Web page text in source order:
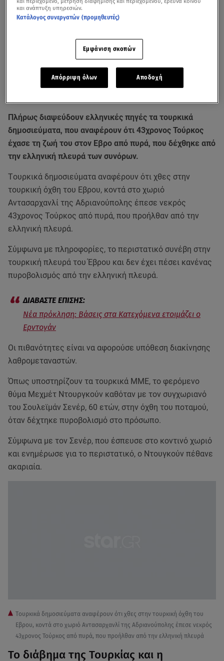
Πλήρως διαψεύδουν ελληνικές πηγές τα τουρκικά
δημοσιεύματα, που αναφέρουν ότι 43χρονος Τούρκος
έχασε τη ζωή του στον Εβρο από πυρά, που δέχθηκε από
την ελληνική πλευρά των συνόρων.
Tουρκικά δημοσιεύματα αναφέρουν ότι χθες στην
τουρκική όχθη του Εβρου, κοντά στο χωριό
Αντασαρχανλί της Αδριανούπολης έπεσε νεκρός
43χρονος Τούρκος από πυρά, που προήλθαν από την
ελληνική πλευρά.
Σύμφωνα με πληροφορίες, το περιστατικό συνέβη στην
τουρκική πλευρά του Έβρου και δεν έχει πέσει κανένας
πυροβολισμός από την ελληνική πλευρά.
Νέα πρόκληση: Βάσεις στα Κατεχόμενα ετοιμάζει ο
Ερντογάν
Οι πιθανότητες είναι να αφορούσε υπόθεση διακίνησης
λαθρομεταναστών.
Όπως υποστηρίζουν τα τουρκικά ΜΜΕ, το φερόμενο
θύμα Μεχμέτ Ντουργκούν καθόταν με τον συγχωριανό
του Σουλεϊμάν Σενέρ, 60 ετών, στην όχθη του ποταμού,
όταν δέχτηκε πυροβολισμό στο πρόσωπο.
Σύμφωνα με τον Σενέρ, που έσπευσε στο κοντινό χωριό
και ενημέρωσε για το περιστατικό, ο Ντουγκούν πέθανε
ακαριαία.
Tουρκικά δημοσιεύματα αναφέρουν ότι χθες στην τουρκική όχθη του
Εβρου, κοντά στο χωριό Αντασαρχανλί της Αδριανούπολης έπεσε νεκρός
43χρονος Τούρκος από πυρά, που προήλθαν από την ελληνική πλευρά
Το διάβημα της Τουρκίας και η
και ανάπτυξη υπηρεσιών.
Κατάλογος συνεργατών (προμηθευτές)
Εμφάνιση σκοπών
Απόρριψη όλων Αποδοχή